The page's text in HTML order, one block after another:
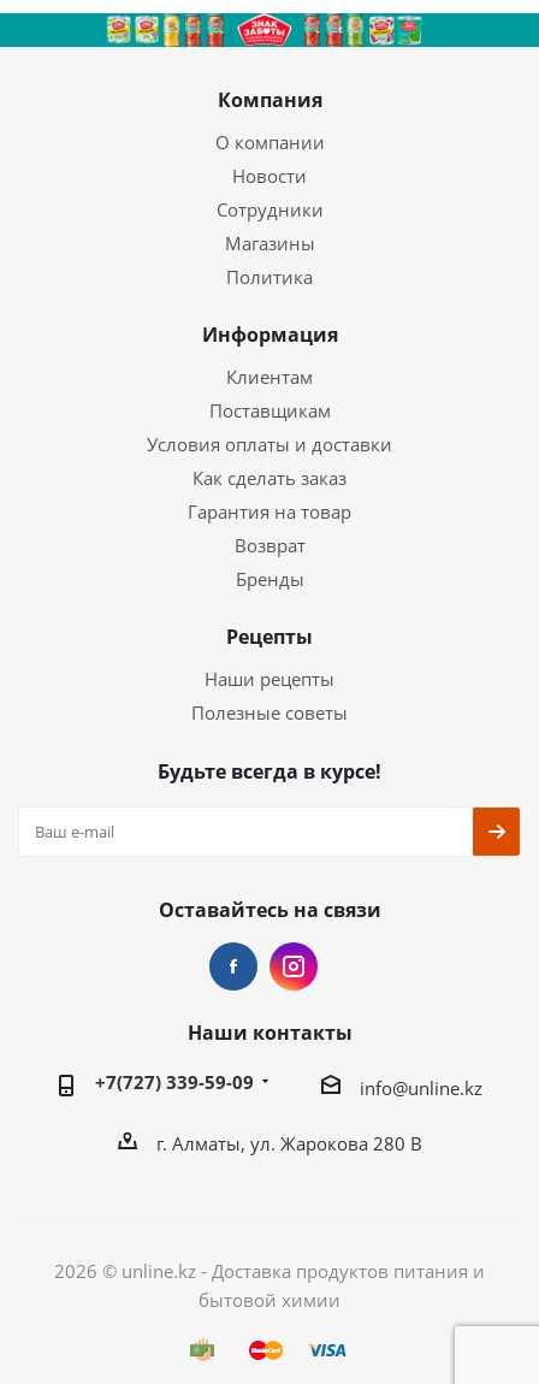
Компания
О компании
Новости
Сотрудники
Магазины
Политика
Информация
Клиентам
Поставщикам
Условия оплаты и доставки
Как сделать заказ
Гарантия на товар
Возврат
Бренды
Рецепты
Наши рецепты
Полезные советы
Будьте всегда в курсе!
Оставайтесь на связи
Наши контакты
+7(727) 339-59-09 info@unline.kz
г. Алматы, ул. Жарокова 280 В
2026 © unline.kz - Доставка продуктов питания и
бытовой химии